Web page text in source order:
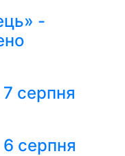
-
серпня
6 серпня